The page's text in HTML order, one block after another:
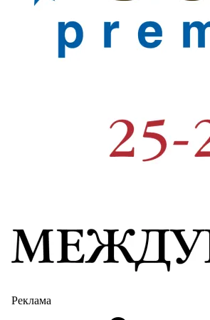
Реклама